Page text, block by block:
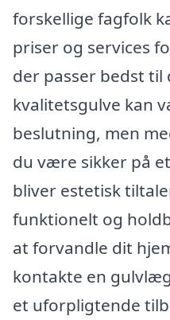
forskellige fagfolk
priser og services
der passer bedst til
kvalitetsgulve kan
beslutning, men
du være sikker på
bliver estetisk
funktionelt og
at forvandle dit
kontakte en
et uforpligtende